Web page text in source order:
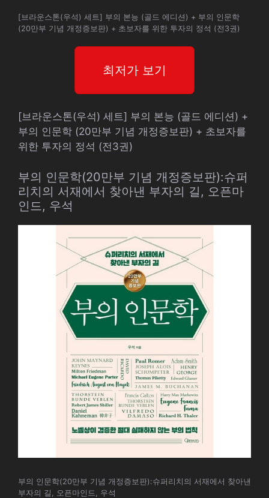
[브라운스톤(우석) 세트] 부의 본능 (골드 에디션) + 부의 인문학
(20만부 기념 개정증보판) + 초보자를 위한 투자의 정석 (전3권)
최저가 보기
[브라운스톤(우석) 세트] 부의 본능 (골드 에디션) +
부의 인문학 (20만부 기념 개정증보판) + 초보자를
위한 투자의 정석 (전3권)
부의 인문학(20만부 기념 개정증보판):슈퍼
리치의 서재에서 찾아낸 부자의 길, 오픈마
인드, 우석
부의 인문학(20만부 기념 개정증보판):슈퍼리치의 서재에서 찾아낸
부자의 길, 오픈마인드, 우석